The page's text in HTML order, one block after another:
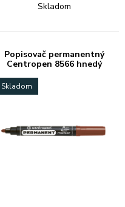
Skladom
Popisovač permanentný
Centropen 8566 hnedý
Skladom